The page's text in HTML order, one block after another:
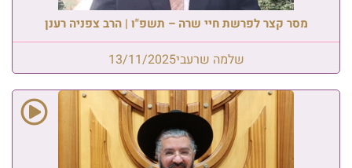
מסר קצר לפרשת חיי שרה – תשפ"ו | הרב צפניה רענן
שלמה שרעבי13/11/2025